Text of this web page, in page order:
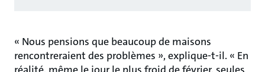
« Nous pensions que beaucoup de maisons
rencontreraient des problèmes », explique-t-il. « En